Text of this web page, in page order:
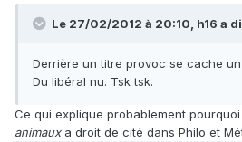
Le 27/02/2012 à 20:10, h16 a
Derrière un titre provoc se cache
Du libéral nu. Tsk tsk.
Ce qui explique probablement pourquoi
animauxa droit de cité dans Philo et